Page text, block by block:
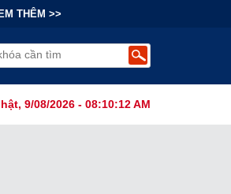
THÊM >>
9/08/2026 - 08:10:13 AM
Sốt" Trà Sữa Nhượng Quyền: Lợi Nhuận